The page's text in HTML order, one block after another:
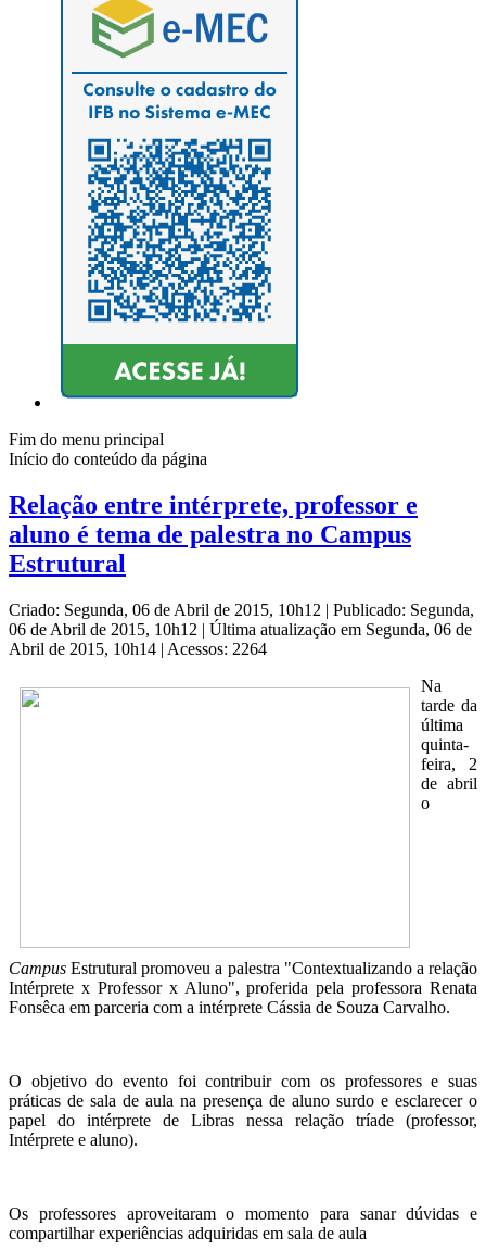
Fim do menu principal
Início do conteúdo da página
Relação entre intérprete, professor e
aluno é tema de palestra no Campus
Estrutural
Criado: Segunda, 06 de Abril de 2015, 10h12 | Publicado: Segunda,
06 de Abril de 2015, 10h12 | Última atualização em Segunda, 06 de
Abril de 2015, 10h14 | Acessos: 2264
Na
tarde da
última
quinta-
feira, 2
de abril
o
Campus Estrutural promoveu a palestra "Contextualizando a relação
Intérprete x Professor x Aluno", proferida pela professora Renata
Fonsêca em parceria com a intérprete Cássia de Souza Carvalho.
O objetivo do evento foi contribuir com os professores e suas
práticas de sala de aula na presença de aluno surdo e esclarecer o
papel do intérprete de Libras nessa relação tríade (professor,
Intérprete e aluno).
Os professores aproveitaram o momento para sanar dúvidas e
compartilhar experiências adquiridas em sala de aula